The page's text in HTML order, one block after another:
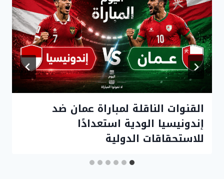
القنوات الناقلة لمباراة عمان ضد
إندونيسيا الودية استعدادًا
للاستحقاقات الدولية